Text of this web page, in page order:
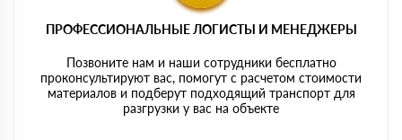
ПРОФЕССИОНАЛЬНЫЕ ЛОГИСТЫ И МЕНЕДЖЕРЫ
Позвоните нам и наши сотрудники бесплатно
проконсультируют вас, помогут с расчетом стоимости
материалов и подберут подходящий транспорт для
разгрузки у вас на объекте